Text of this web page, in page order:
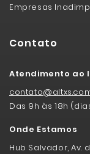
Empresas
Contato
Atendimento ao
Das 9h às 18h
Onde Estamos
Hub Salvador, Av.